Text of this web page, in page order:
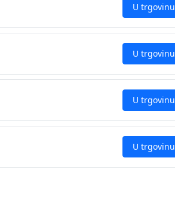
U trgovinu
U trgovinu
U trgovinu
U trgovinu